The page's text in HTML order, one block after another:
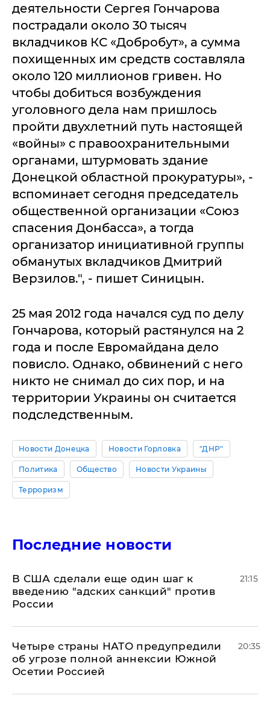
деятельности Сергея Гончарова
пострадали около 30 тысяч
вкладчиков КС «Добробут», а сумма
похищенных им средств составляла
около 120 миллионов гривен. Но
чтобы добиться возбуждения
уголовного дела нам пришлось
пройти двухлетний путь настоящей
«войны» с правоохранительными
органами, штурмовать здание
Донецкой областной прокуратуры», -
вспоминает сегодня председатель
общественной организации «Союз
спасения Донбасса», а тогда
организатор инициативной группы
обманутых вкладчиков Дмитрий
Верзилов.", - пишет Синицын.
25 мая 2012 года начался суд по делу
Гончарова, который растянулся на 2
года и после Евромайдана дело
повисло. Однако, обвинений с него
никто не снимал до сих пор, и на
территории Украины он считается
подследственным.
Новости Донецка Новости Горловка "ДНР"
Политика Общество Новости Украины
Терроризм
Последние новости
В США сделали еще один шаг к
введению "адских санкций" против
России
21:15
Четыре страны НАТО предупредили
об угрозе полной аннексии Южной
Осетии Россией
20:35